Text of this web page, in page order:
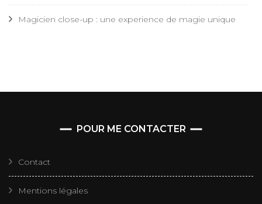
Magicien close-up : une experience de magie unique
POUR ME CONTACTER
Contact
Mentions légales